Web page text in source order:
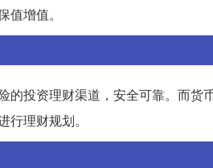
增值。
投资理财渠道，安全可靠。而货
理财规划。